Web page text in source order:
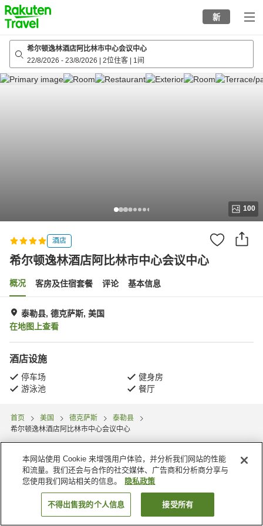
to
top
page
新
希尔顿逸林酒店阿比林市中心会议中心
22/8/2026 - 23/8/2026 2位住客 1间
100
酒店
希尔顿逸林酒店阿比林市中心会议中心
概况 客房及住宿套餐 评论 基本信息
泰勒县, 德克萨斯, 美国
在地图上查看
酒店设施
停车场
健身房
游泳池
餐厅
首页 美国 德克萨斯
泰勒县
希尔顿逸林酒店阿比林市中心会议中心
搜索客房
本网站使用 Cookie 来增强用户体验，并分析我们网站的性能
和流量。我们还会与合作的社交媒体、广告商和分析商分享与
您使用我们网站相关的信息。
隐私政策
不得出售我的个人信息 接受所有